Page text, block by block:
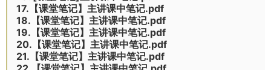
17.【课堂笔记】主讲课中笔记.pdf
18.【课堂笔记】主讲课中笔记.pdf
19.【课堂笔记】主讲课中笔记.pdf
20.【课堂笔记】主讲课中笔记.pdf
21.【课堂笔记】主讲课中笔记.pdf